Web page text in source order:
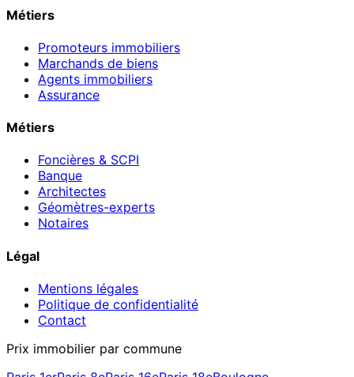
Métiers
Promoteurs immobiliers
Marchands de biens
Agents immobiliers
Assurance
Métiers
Foncières & SCPI
Banque
Architectes
Géomètres-experts
Notaires
Légal
Mentions légales
Politique de confidentialité
Contact
Prix immobilier par commune